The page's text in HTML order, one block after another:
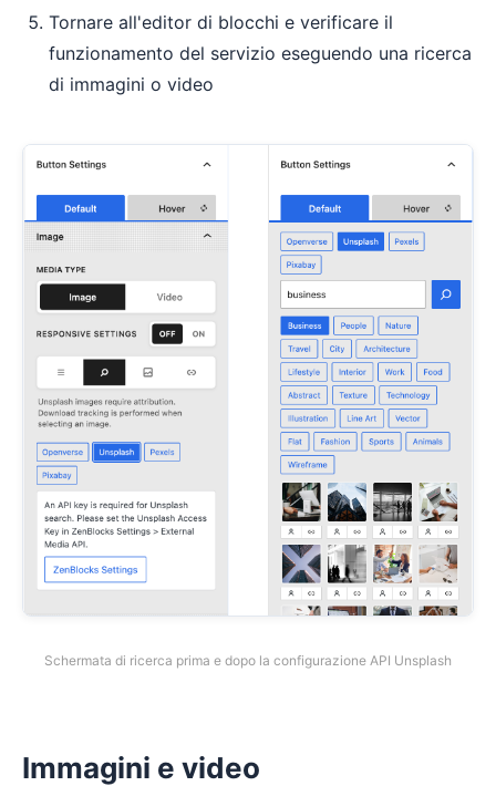
Tornare all'editor di blocchi e verificare il
funzionamento del servizio eseguendo una ricerca
di immagini o video
Schermata di ricerca prima e dopo la configurazione API Unsplash
Immagini e video